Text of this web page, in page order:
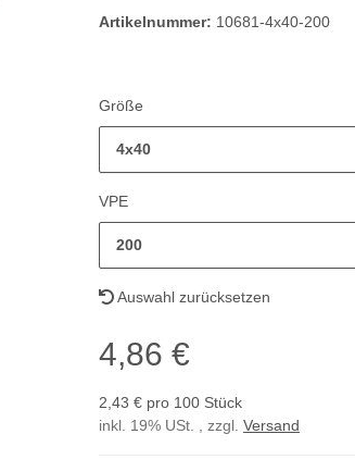
Artikelnummer: 10681-4x40-200
Größe
4x40
VPE
200
Auswahl zurücksetzen
4,86 €
2,43 € pro 100 Stück
inkl. 19% USt. , zzgl. Versand